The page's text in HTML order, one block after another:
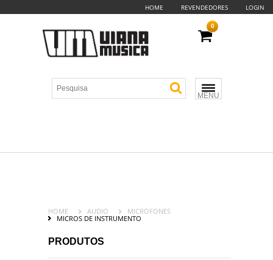
HOME REVENDEDORES LOGIN
MENU
0
HOME AUDIO
MICROFONES
MICROS DE INSTRUMENTO
PRODUTOS